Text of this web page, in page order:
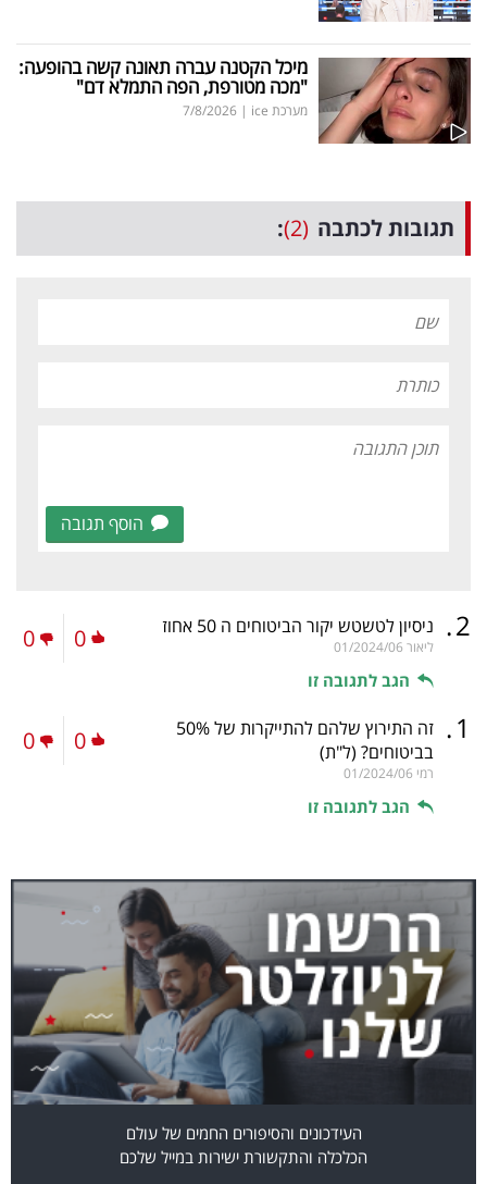
מיכל הקטנה עברה תאונה קשה בהופעה:
"מכה מטורפת, הפה התמלא דם"
מערכת ice |
7/8/2026
תגובות לכתבה (2)
:
הוסף תגובה
2
. ניסיון לטשטש יקור הביטוחים ה 50 אחוז
ליאור 01/2024/06
הגב לתגובה זו
0
0
1
.
זה התירוץ שלהם להתייקרות של 50%
בביטוחים? (ל"ת)
רמי 01/2024/06
הגב לתגובה זו
0
0
העידכונים והסיפורים החמים של עולם
הכלכלה והתקשורת ישירות במייל שלכם